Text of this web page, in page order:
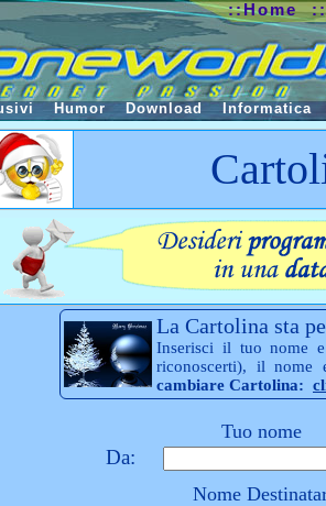
La Cartolina sta
Inserisci il tuo nome
riconoscerti), il
cambiare Cartolina:
Tuo nome
Da:
Nome
::Home
Humor Download Informatica